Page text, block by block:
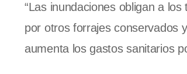
“Las inundaciones obligan a
por otros forrajes conservados
aumenta los gastos sanitarios